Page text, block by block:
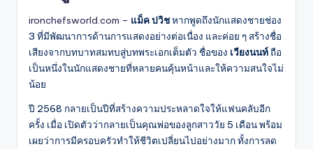
ironchefsworld.com – แม็ค ปวิชหากพูดถึงนักแสดงชายช่อง
3 ที่มีพัฒนาการด้านการแสดงอย่างต่อเนื่อง และค่อย ๆ สร้างชื่อ
เสียงจากบทบาทสมทบสู่บทพระเอกเต็มตัว ชื่อของ เวียงนนท์ถือ
เป็นหนึ่งในนักแสดงชายที่หลายคนคุ้นหน้าและให้ความสนใจไม่
น้อย
ปี 2568 กลายเป็นปีที่สร้างความประหลาดใจให้แฟนคลับอีก
ครั้ง เมื่อ เปิดตัวว่ากลายเป็นคุณพ่อของลูกสาววัย 5 เดือน พร้อม
เผยว่าการมีครอบครัวทำให้ชีวิตเปลี่ยนไปอย่างมาก ทั้งการลด